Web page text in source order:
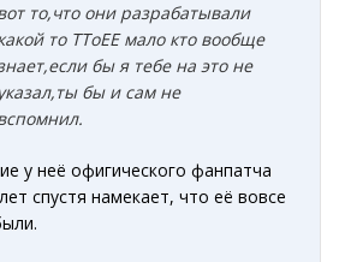
то,что они разрабатывали
то TToEE мало кто вообще
бы я тебе на это не
указал,ты бы и сам не
у неё офигического фанпатча
спустя намекает, что её вовсе